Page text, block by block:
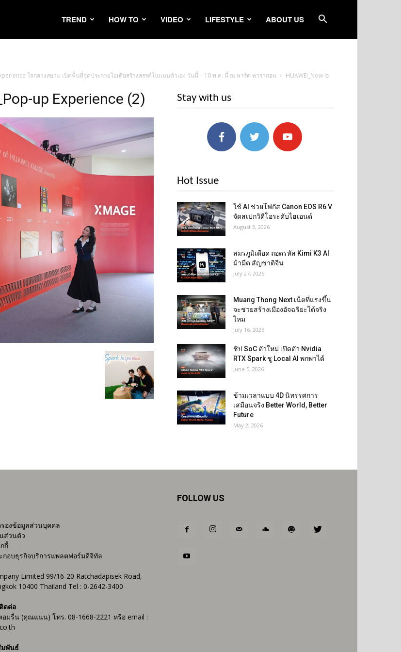
TREND HOW TO VIDEO LIFESTYLE ABOUT US
ใจกลางสยาม เปิดพื้นที่จุดประกายไอเดียสร้างสรรค์ในแบบตัวเอง วันนี้ – 10 พ.ค. นี้ ณ พาร์ค พารากอน
HUAWEI_Now Is
up Experience (2) Stay with us
Hot Issue
ใช้ AI ช่วยโฟกัส Canon EOS R6 V
จัดสเปกวิดีโอระดับไฮเอนด์
August 3, 2026
สมรภูมิเดือด ถอดรหัส Kimi K3 AI
ม้ามืด สัญชาติจีน
July 27, 2026
Muang Thong Next เน็ตที่แรงขึ้น
จะช่วยสร้างเมืองอัจฉริยะได้จริง
ไหม
July 16, 2026
ชิป SoC ตัวใหม่ เปิดตัว Nvidia
RTX Spark ชู Local AI พกพาได้
June 5, 2026
ข้ามเวลาแบบ 4D นิทรรศการ
เสมือนจริง Better World, Better
Future
May 2, 2026
องข้อมูลส่วนบุคคล
ส่วนตัว
กี้
กอบธุรกิจบริการแพลตฟอร์มดิจิทัล
Limited 99/16-20 Ratchadapisek Road,
10400 Thailand Tel : 0-2642-3400
ดต่อ
มรื่น (คุณแนน) โทร. 08-1668-2221 หรือ email :
มพันธ์
FOLLOW US